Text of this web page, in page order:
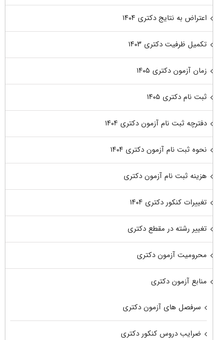
اعتراض به نتایج دکتری ۱۴۰۴
تکمیل ظرفیت دکتری ۱۴۰۳
زمان آزمون دکتری ۱۴۰۵
ثبت نام دکتری ۱۴۰۵
دفترچه ثبت نام آزمون دکتری ۱۴۰۴
نحوه ثبت نام آزمون دکتری ۱۴۰۴
هزینه ثبت نام آزمون دکتری
تغییرات کنکور دکتری ۱۴۰۴
تغییر رشته در مقطع دکتری
محرومیت آزمون دکتری
منابع آزمون دکتری
سرفصل های آزمون دکتری
ضرایب دروس کنکور دکتری